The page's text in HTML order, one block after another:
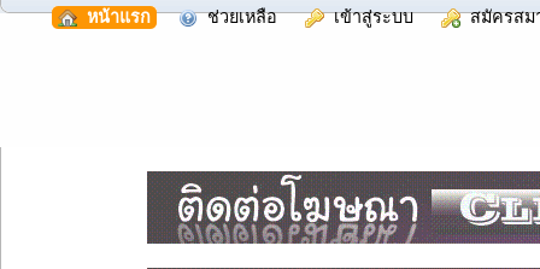
หน้าแรก ช่วยเหลือ เข้าสู่ระบบ สมัครสม